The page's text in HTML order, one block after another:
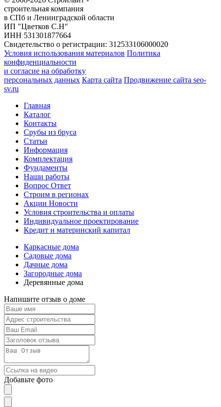
строительная компания
в СПб и Ленинградской области
ИП "Цветков С.Н"
ИНН 531301877664
Свидетельство о регистрации: 312533106000020
Условия использования материалов Политика
конфиденциальности
и согласие на обработку
персональных данных Карта сайта Продвижение сайта seo-
sv.ru
Главная
Каталог
Контакты
Срубы из бруса
Статьи
Информация
Комплектация
Фундаменты
Наши работы
Вопрос Ответ
Строим в регионах
Акции Новости
Условия строительства и оплаты
Индивидуальное проектирование
Кредит и материнский капитал
Каркасные дома
Садовые дома
Дачные дома
Загородные дома
Деревянные дома
Напишите отзыв о доме
Добавьте фото